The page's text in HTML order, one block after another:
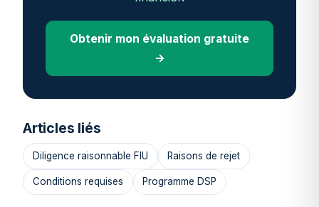
Obtenir mon évaluation gratuite
→
Articles liés
Diligence raisonnable FIU Raisons de rejet
Conditions requises Programme DSP